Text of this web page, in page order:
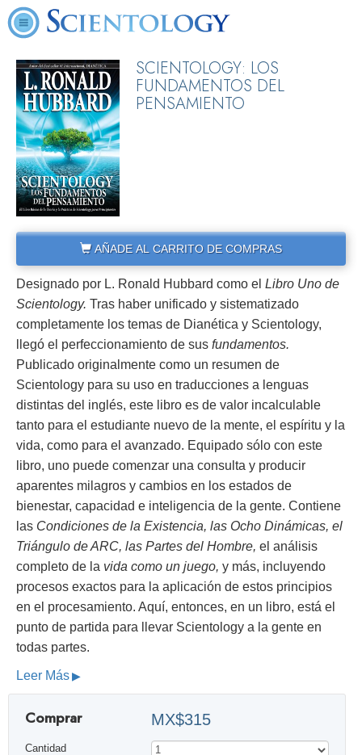
SCIENTOLOGY: LOS
FUNDAMENTOS DEL
PENSAMIENTO
AÑADE AL CARRITO DE COMPRAS
Designado por L. Ronald Hubbard como el Libro Uno de
Scientology. Tras haber unificado y sistematizado
completamente los temas de Dianética y Scientology,
llegó el perfeccionamiento de sus fundamentos.
Publicado originalmente como un resumen de
Scientology para su uso en traducciones a lenguas
distintas del inglés, este libro es de valor incalculable
tanto para el estudiante nuevo de la mente, el espíritu y la
vida, como para el avanzado. Equipado sólo con este
libro, uno puede comenzar una consulta y producir
aparentes milagros y cambios en los estados de
bienestar, capacidad e inteligencia de la gente. Contiene
las Condiciones de la Existencia, las Ocho Dinámicas, el
Triángulo de ARC, las Partes del Hombre, el análisis
completo de la vida como un juego, y más, incluyendo
procesos exactos para la aplicación de estos principios
en el procesamiento. Aquí, entonces, en un libro, está el
punto de partida para llevar Scientology a la gente en
todas partes.
Leer Más
Comprar MX$315
Cantidad